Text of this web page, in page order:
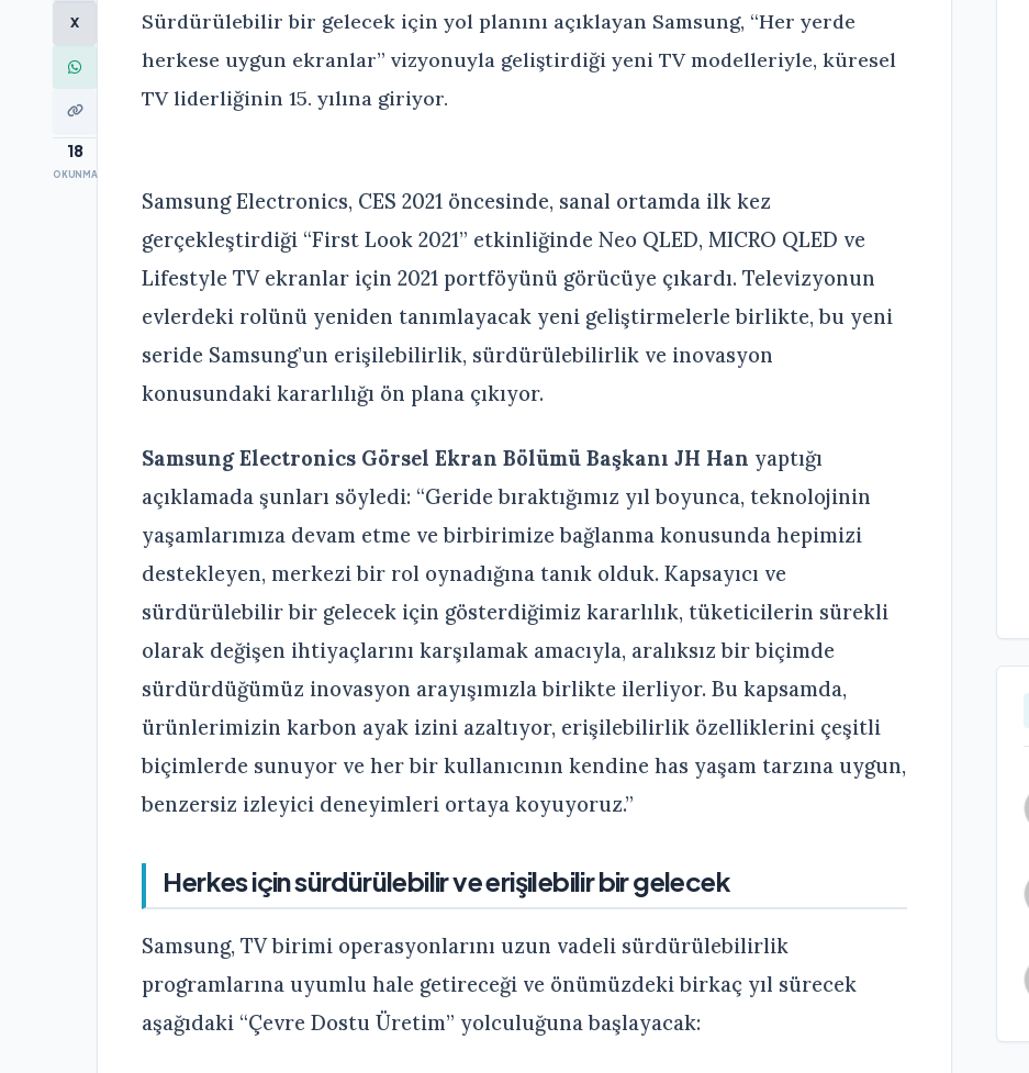
X
18
OKUNMA
Sürdürülebilir bir gelecek için yol planını açıklayan Samsung, “Her yerde
herkese uygun ekranlar” vizyonuyla geliştirdiği yeni TV modelleriyle, küresel
TV liderliğinin 15. yılına giriyor.
Samsung Electronics, CES 2021 öncesinde, sanal ortamda ilk kez
gerçekleştirdiği “First Look 2021” etkinliğinde Neo QLED, MICRO QLED ve
Lifestyle TV ekranlar için 2021 portföyünü görücüye çıkardı. Televizyonun
evlerdeki rolünü yeniden tanımlayacak yeni geliştirmelerle birlikte, bu yeni
seride Samsung’un erişilebilirlik, sürdürülebilirlik ve inovasyon
konusundaki kararlılığı ön plana çıkıyor.
Samsung Electronics Görsel Ekran Bölümü Başkanı JH Han yaptığı
açıklamada şunları söyledi: “Geride bıraktığımız yıl boyunca, teknolojinin
yaşamlarımıza devam etme ve birbirimize bağlanma konusunda hepimizi
destekleyen, merkezi bir rol oynadığına tanık olduk. Kapsayıcı ve
sürdürülebilir bir gelecek için gösterdiğimiz kararlılık, tüketicilerin sürekli
olarak değişen ihtiyaçlarını karşılamak amacıyla, aralıksız bir biçimde
sürdürdüğümüz inovasyon arayışımızla birlikte ilerliyor. Bu kapsamda,
ürünlerimizin karbon ayak izini azaltıyor, erişilebilirlik özelliklerini çeşitli
biçimlerde sunuyor ve her bir kullanıcının kendine has yaşam tarzına uygun,
benzersiz izleyici deneyimleri ortaya koyuyoruz.”
Herkes için sürdürülebilir ve erişilebilir bir gelecek
Samsung, TV birimi operasyonlarını uzun vadeli sürdürülebilirlik
programlarına uyumlu hale getireceği ve önümüzdeki birkaç yıl sürecek
aşağıdaki “Çevre Dostu Üretim” yolculuğuna başlayacak: